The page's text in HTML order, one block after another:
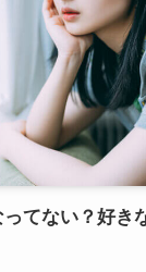
てない？好き